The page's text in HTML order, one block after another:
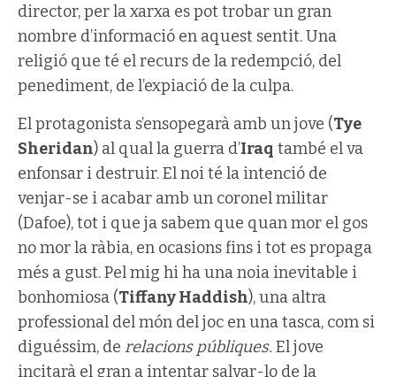
director, per la xarxa es pot trobar un gran
nombre d’informació en aquest sentit. Una
religió que té el recurs de la redempció, del
penediment, de l’expiació de la culpa.
El protagonista s’ensopegarà amb un jove (Tye
Sheridan) al qual la guerra d’Iraq també el va
enfonsar i destruir. El noi té la intenció de
venjar-se i acabar amb un coronel militar
(Dafoe), tot i que ja sabem que quan mor el gos
no mor la ràbia, en ocasions fins i tot es propaga
més a gust. Pel mig hi ha una noia inevitable i
bonhomiosa (Tiffany Haddish), una altra
professional del món del joc en una tasca, com si
diguéssim, de relacions públiques. El jove
incitarà el gran a intentar salvar-lo de la